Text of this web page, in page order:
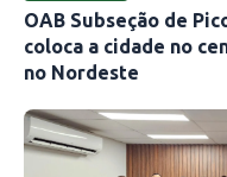
OAB Subseção de
coloca a cidade no
no Nordeste